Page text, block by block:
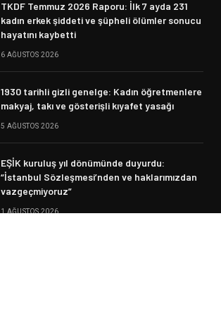
TKDF Temmuz 2026 Raporu: İlk 7 ayda 231
kadın erkek şiddeti ve şüpheli ölümler sonucu
hayatını kaybetti
6 AĞUSTOS 2026
1930 tarihli gizli genelge: Kadın öğretmenlere
makyaj, takı ve gösterişli kıyafet yasağı
5 AĞUSTOS 2026
EŞİK kuruluş yıl dönümünde duyurdu:
“İstanbul Sözleşmesi’nden ve haklarımızdan
vazgeçmiyoruz”
1 AĞUSTOS 2026